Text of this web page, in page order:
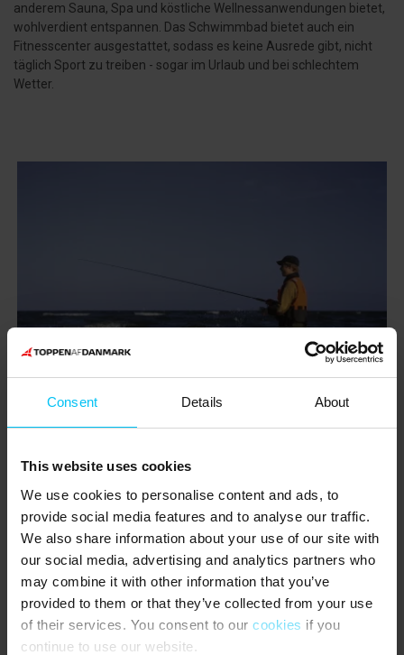
Consent Details About
This website uses cookies
We use cookies to personalise content and ads, to
provide social media features and to analyse our traffic.
We also share information about your use of our site with
our social media, advertising and analytics partners who
may combine it with other information that you’ve
provided to them or that they’ve collected from your use
of their services. You consent to our cookies if you
continue to use our website.
anderem Sauna, Spa und köstliche Wellnessanwendungen bietet,
wohlverdient entspannen. Das Schwimmbad bietet auch ein
Fitnesscenter ausgestattet, sodass es keine Ausrede gibt, nicht
täglich Sport zu treiben - sogar im Urlaub und bei schlechtem
Wetter.